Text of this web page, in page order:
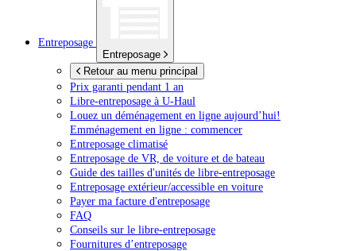
Entreposage
Entreposage
Retour au menu principal
Prix garanti pendant 1 an
Libre-entreposage à U-Haul
Louez un déménagement en ligne aujourd’hui!
Emménagement en ligne : commencer
Entreposage climatisé
Entreposage de VR, de voiture et de bateau
Guide des tailles d'unités de libre-entreposage
Entreposage extérieur/accessible en voiture
Payer ma facture d'entreposage
FAQ
Conseils sur le libre-entreposage
Fournitures d’entreposage